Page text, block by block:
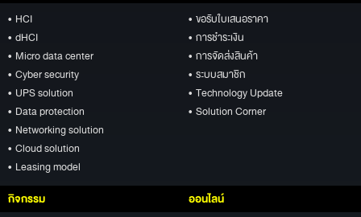
• HCI
• dHCI
• Micro data center
• Cyber security
• UPS solution
• Data protection
• Networking solution
• Cloud solution
• Leasing model
• ขอรับใบเสนอราคา
• การชำระเงิน
• การจัดส่งสินค้า
• ระบบสมาชิก
• Technology Update
• Solution Corner
กิจกรรม ออนไลน์